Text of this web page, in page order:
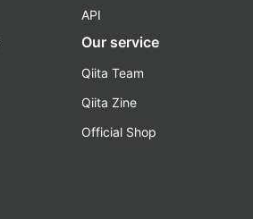
API
Our service
Qiita Team
Qiita Zine
Official Shop